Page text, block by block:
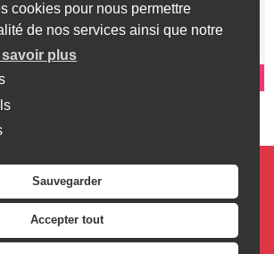
cookies pour nous permettre
de nos services ainsi que notre
savoir plus
Sauvegarder
Accepter tout
Le Breuil-en-Auge
LÉGALES ACCESSIBILITÉ KREA3